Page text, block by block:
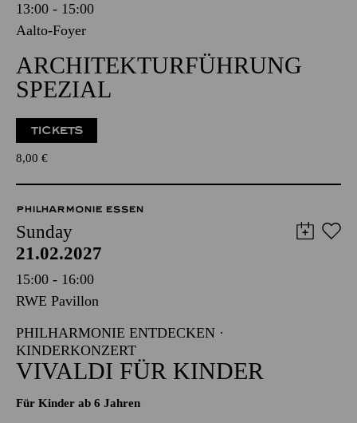
13:00 - 15:00
Aalto-Foyer
ARCHITEKTURFÜHRUNG
SPEZIAL
TICKETS
8,00 €
PHILHARMONIE ESSEN
Sunday
21.02.2027
15:00 - 16:00
RWE Pavillon
PHILHARMONIE ENTDECKEN ·
KINDERKONZERT
VIVALDI FÜR KINDER
Für Kinder ab 6 Jahren